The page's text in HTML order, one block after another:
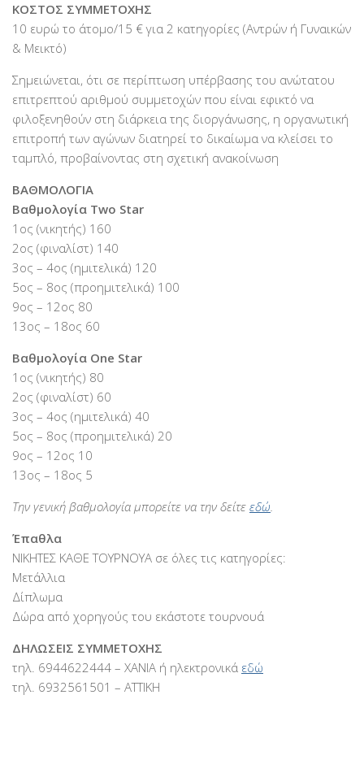
ΚΟΣΤΟΣ ΣΥΜΜΕΤΟΧΗΣ
10 ευρώ το άτομο/15 € για 2 κατηγορίες (Αντρών ή Γυναικών
& Μεικτό)
Σημειώνεται, ότι σε περίπτωση υπέρβασης του ανώτατου
επιτρεπτού αριθμού συμμετοχών που είναι εφικτό να
φιλοξενηθούν στη διάρκεια της διοργάνωσης, η οργανωτική
επιτροπή των αγώνων διατηρεί το δικαίωμα να κλείσει το
ταμπλό, προβαίνοντας στη σχετική ανακοίνωση
ΒΑΘΜΟΛΟΓΙΑ
Βαθμολογία Two Star
1ος (νικητής) 160
2ος (φιναλίστ) 140
3ος – 4ος (ημιτελικά) 120
5ος – 8ος (προημιτελικά) 100
9ος – 12ος 80
13ος – 18ος 60
Βαθμολογία One Star
1ος (νικητής) 80
2ος (φιναλίστ) 60
3ος – 4ος (ημιτελικά) 40
5ος – 8ος (προημιτελικά) 20
9ος – 12ος 10
13ος – 18ος 5
Την γενική βαθμολογία μπορείτε να την δείτε εδώ.
Έπαθλα
ΝΙΚΗΤΕΣ ΚΑΘΕ ΤΟΥΡΝΟΥΑ σε όλες τις κατηγορίες:
Μετάλλια
Δίπλωμα
Δώρα από χορηγούς του εκάστοτε τουρνουά
ΔΗΛΩΣΕΙΣ ΣΥΜΜΕΤΟΧΗΣ
τηλ. 6944622444 – ΧΑΝΙΑ ή ηλεκτρονικά εδώ
τηλ. 6932561501 – ΑΤΤΙΚΗ